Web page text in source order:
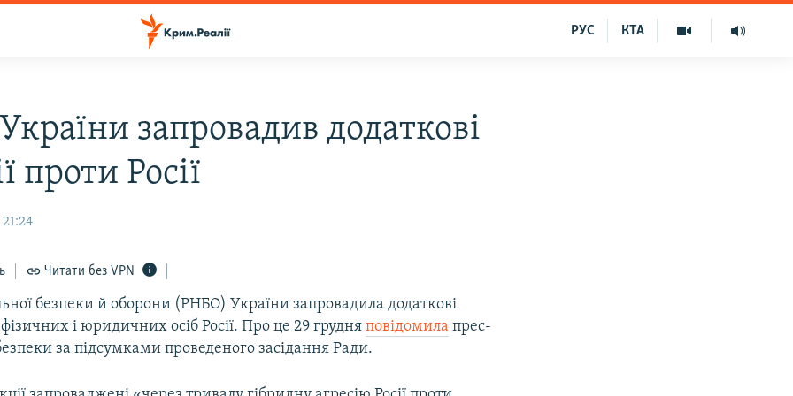
КТА
РУС
запровадив додаткові
проти Росії
Читати без VPN
безпеки й оборони (РНБО) України запровадила додаткові
фізичних і юридичних осіб Росії. Про це 29 грудняповідомила прес-
за підсумками проведеного засідання Ради.